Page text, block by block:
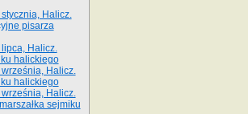
Halicz.
pisarza
Halicz.
halickiego
Halicz.
halickiego
Halicz.
sejmiku